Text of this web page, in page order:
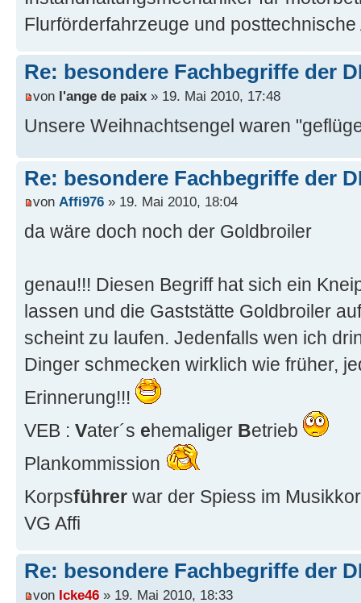
Flurförderfahrzeuge und posttechnische
Re: besondere Fachbegriffe der
von l'ange de paix » 19. Mai 2010, 17:48
Unsere Weihnachtsengel waren
Re: besondere Fachbegriffe der
von Affi976 » 19. Mai 2010, 18:04
da wäre doch noch der Goldbroiler
genau!!! Diesen Begriff hat sich ein
lassen und die Gaststätte Goldbroiler
scheint zu laufen. Jedenfalls wen ich
Dinger schmecken wirklich wie früher,
Erinnerung!!!
VEB : Vater´s ehemaliger Betrieb
Plankommission
Korpsführer war der Spiess im
VG Affi
Re: besondere Fachbegriffe der
von Icke46 » 19. Mai 2010, 18:33